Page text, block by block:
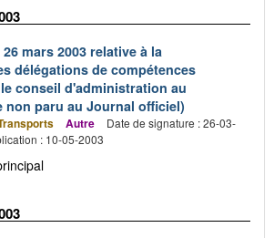
mars 2003 relative à la
délégations de compétences
conseil d'administration au
non paru au Journal officiel)
Autre
Date de signature : 26-03-
: 10-05-2003